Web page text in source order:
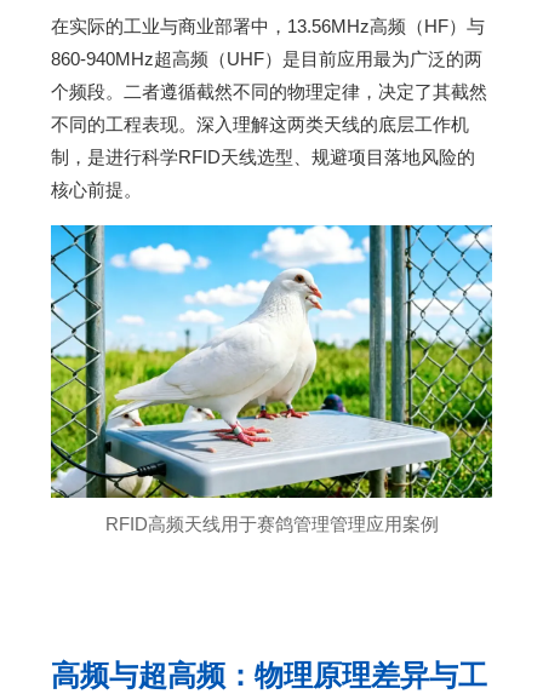
在实际的工业与商业部署中，13.56MHz高频（HF）与
860-940MHz超高频（UHF）是目前应用最为广泛的两
个频段。二者遵循截然不同的物理定律，决定了其截然
不同的工程表现。深入理解这两类天线的底层工作机
制，是进行科学RFID天线选型、规避项目落地风险的
核心前提。
RFID高频天线用于赛鸽管理管理应用案例
高频与超高频：物理原理差异与工